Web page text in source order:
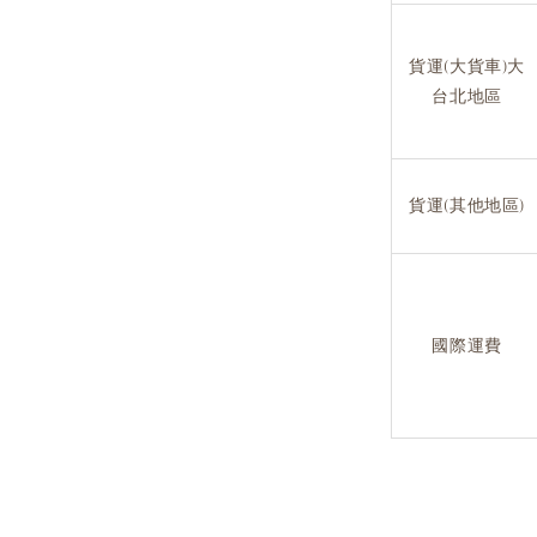
貨運(大貨車)大
台北地區
貨運(其他地區)
國際運費